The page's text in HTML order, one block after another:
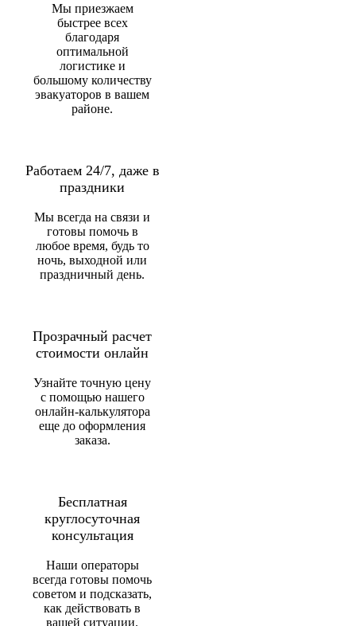
Мы приезжаем
быстрее всех
благодаря
оптимальной
логистике и
большому количеству
эвакуаторов в вашем
районе.
Работаем 24/7, даже в
праздники
Мы всегда на связи и
готовы помочь в
любое время, будь то
ночь, выходной или
праздничный день.
Прозрачный расчет
стоимости онлайн
Узнайте точную цену
с помощью нашего
онлайн-калькулятора
еще до оформления
заказа.
Бесплатная
круглосуточная
консультация
Наши операторы
всегда готовы помочь
советом и подсказать,
как действовать в
вашей ситуации.